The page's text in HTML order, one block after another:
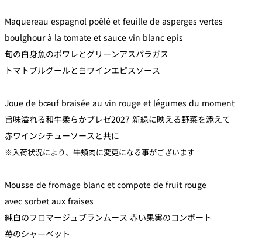
Maquereau espagnol poêlé et feuille de asperges vertes
boulghour à la tomate et sauce vin blanc epis
旬の白身魚のポワレとグリーンアスパラガス
トマトブルグールと白ワインエピスソース
Joue de bœuf braisée au vin rouge et légumes du moment
旨味溢れる和牛柔らかブレゼ2027 新緑に映える野菜を添えて
赤ワインシチューソースと共に
※入荷状況により、牛頬肉に変更になる事がございます
Mousse de fromage blanc et compote de fruit rouge
avec sorbet aux fraises
純白のフロマージュブランムース 赤い果実のコンポート
苺のシャーベット